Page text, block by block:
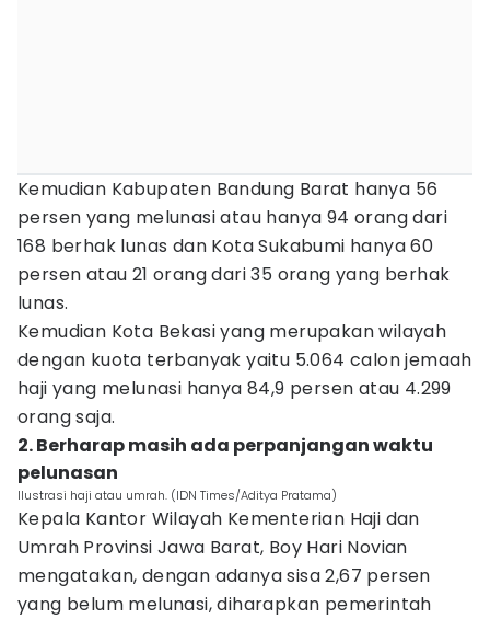
Kemudian Kabupaten Bandung Barat hanya 56
persen yang melunasi atau hanya 94 orang dari
168 berhak lunas dan Kota Sukabumi hanya 60
persen atau 21 orang dari 35 orang yang berhak
lunas.
Kemudian Kota Bekasi yang merupakan wilayah
dengan kuota terbanyak yaitu 5.064 calon jemaah
haji yang melunasi hanya 84,9 persen atau 4.299
orang saja.
2. Berharap masih ada perpanjangan waktu
pelunasan
Ilustrasi haji atau umrah. (IDN Times/Aditya Pratama)
Kepala Kantor Wilayah Kementerian Haji dan
Umrah Provinsi Jawa Barat, Boy Hari Novian
mengatakan, dengan adanya sisa 2,67 persen
yang belum melunasi, diharapkan pemerintah